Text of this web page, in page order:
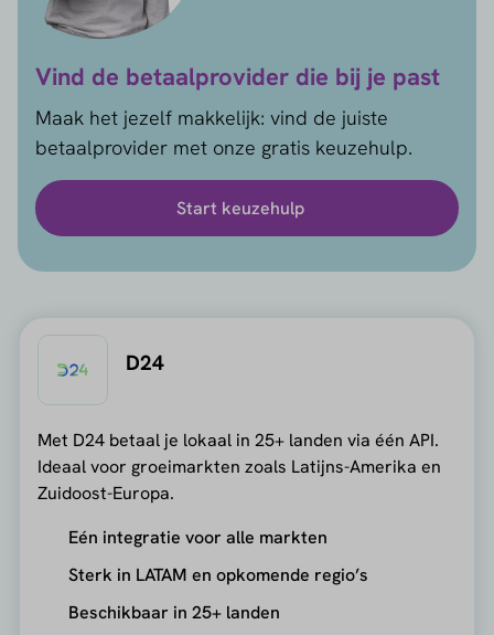
Vind de betaalprovider die bij je past
Maak het jezelf makkelijk: vind de juiste
betaalprovider met onze gratis keuzehulp.
Start keuzehulp
D24
Met D24 betaal je lokaal in 25+ landen via één API.
Ideaal voor groeimarkten zoals Latijns-Amerika en
Zuidoost-Europa.
Eén integratie voor alle markten
Sterk in LATAM en opkomende regio’s
Beschikbaar in 25+ landen